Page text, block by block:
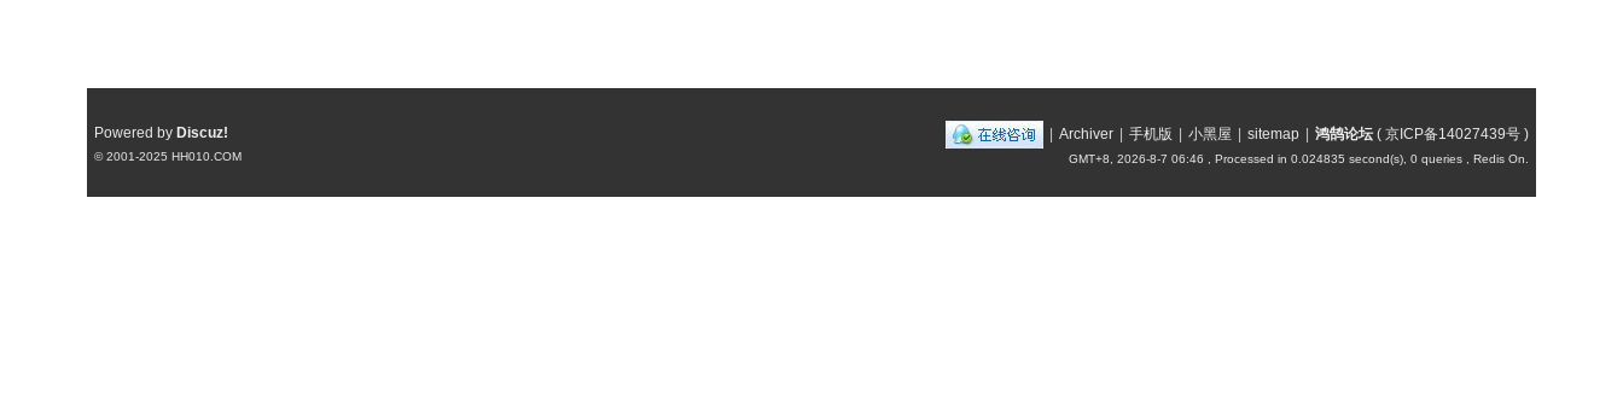
| Archiver | 手机版 | 小黑屋 | sitemap | 鸿鹄论坛 ( 京ICP备14027439号 )
GMT+8, 2026-8-7 06:46 , Processed in 0.024835 second(s), 0 queries , Redis On.
Powered by Discuz!
© 2001-2025 HH010.COM